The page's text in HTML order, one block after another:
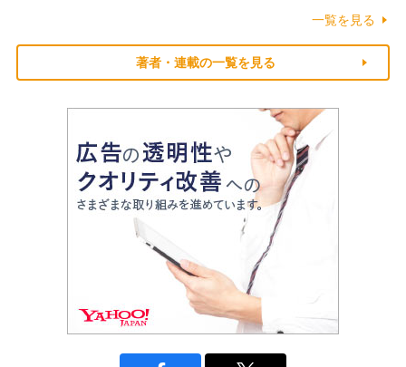
一覧を見る
著者・連載の一覧を見る